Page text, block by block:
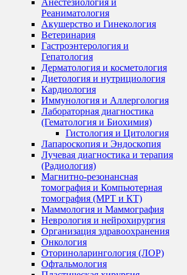
Анестезиология и
Реаниматология
Акушерство и Гинекология
Ветеринария
Гастроэнтерология и
Гепатология
Дерматология и косметология
Диетология и нутрициология
Кардиология
Иммунология и Аллергология
Лабораторная диагностика
(Гематология и Биохимия)
Гистология и Цитология
Лапароскопия и Эндоскопия
Лучевая диагностика и терапия
(Радиология)
Магнитно-резонансная
томография и Компьютерная
томография (МРТ и КТ)
Маммология и Маммография
Неврология и нейрохирургия
Организация здравоохранения
Онкология
Оториноларингология (ЛОР)
Офтальмология